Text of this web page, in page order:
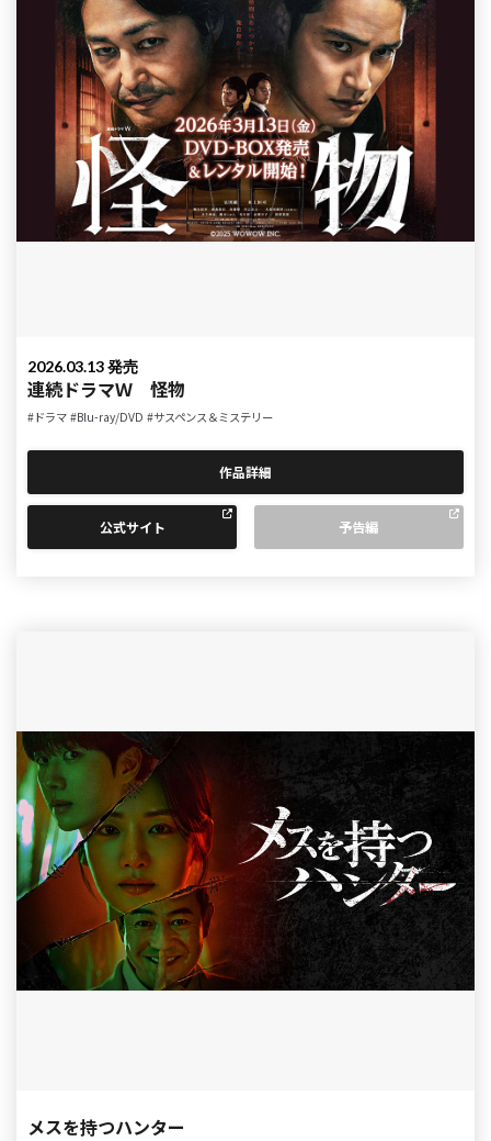
2026.03.13 発売
連続ドラマＷ 怪物
#ドラマ #Blu-ray/DVD #サスペンス＆ミステリー
作品詳細
公式サイト 予告編
メスを持つハンター